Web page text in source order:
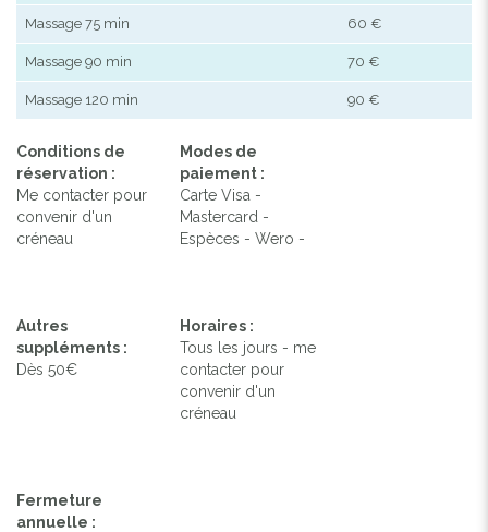
Massage 75 min 60 €
Massage 90 min 70 €
Massage 120 min 90 €
Conditions de
réservation :
Me contacter pour
convenir d'un
créneau
Modes de
paiement :
Carte Visa -
Mastercard -
Espèces - Wero -
Autres
suppléments :
Dès 50€
Horaires :
Tous les jours - me
contacter pour
convenir d'un
créneau
Fermeture
annuelle :